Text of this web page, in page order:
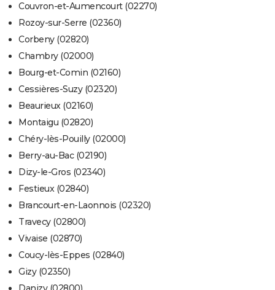
Couvron-et-Aumencourt (02270)
Rozoy-sur-Serre (02360)
Corbeny (02820)
Chambry (02000)
Bourg-et-Comin (02160)
Cessières-Suzy (02320)
Beaurieux (02160)
Montaigu (02820)
Chéry-lès-Pouilly (02000)
Berry-au-Bac (02190)
Dizy-le-Gros (02340)
Festieux (02840)
Brancourt-en-Laonnois (02320)
Travecy (02800)
Vivaise (02870)
Coucy-lès-Eppes (02840)
Gizy (02350)